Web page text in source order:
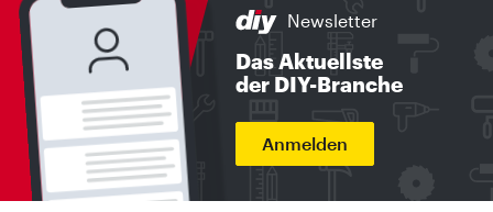
Newsletter
Das Aktuellste
der DIY-Branche
Anmelden